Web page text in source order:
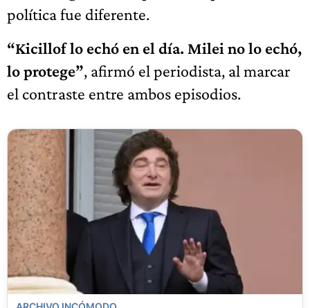
política fue diferente.
“Kicillof lo echó en el día. Milei no lo echó,
lo protege”, afirmó el periodista, al marcar
el contraste entre ambos episodios.